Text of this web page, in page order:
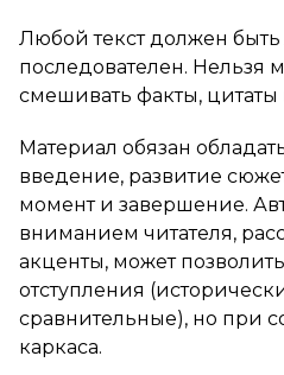
Любой текст должен
последователен. Нельзя
смешивать факты,
Материал обязан
введение, развитие
момент и завершение.
вниманием читателя,
акценты, может
отступления
сравнительные), но при
каркаса.